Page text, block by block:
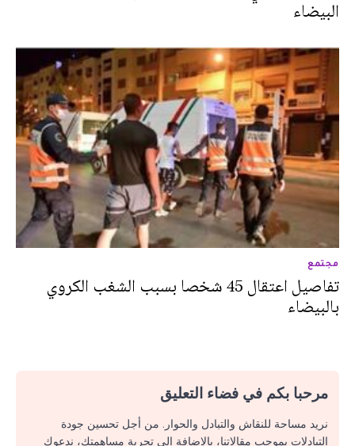
البيضاء
مجتمع
تفاصيل اعتقال 45 شخصا بسبب الشغب الكروي
بالبيضاء
مرحبا بكم في فضاء التعليق
نريد مساحة للنقاش والتبادل والحوار. من أجل تحسين جودة
التبادلات بموجب مقالاتنا، بالإضافة إلى تجربة مساهمتك، ندعوك